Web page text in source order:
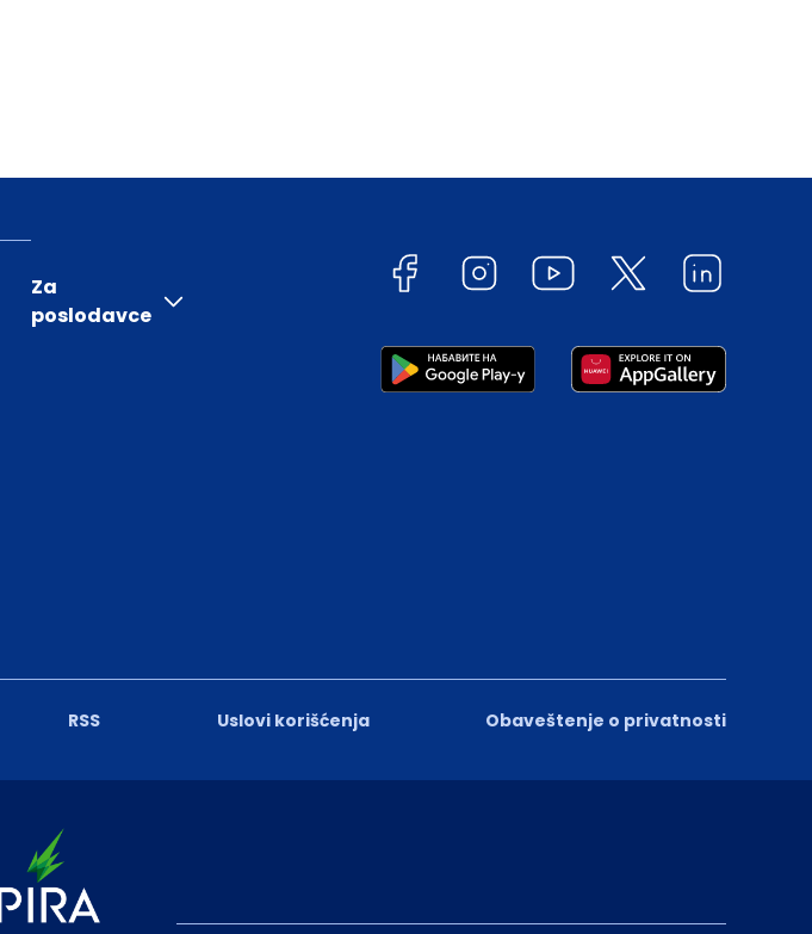
RSS Uslovi korišćenja Obaveštenje o privatnosti
Za
poslodavce